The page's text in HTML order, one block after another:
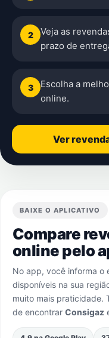
2
Veja as
prazo de
3
Escolha a
online.
Ver
BAIXE O APLICATIVO
Compare
online pelo
No app, você informa o
disponíveis na sua
muito mais praticidade.
de encontrar Consigaz